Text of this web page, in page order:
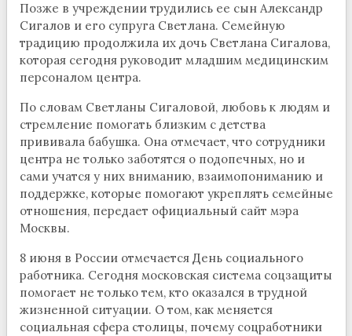
Позже в учреждении трудились ее сын Александр
Сигалов и его супруга Светлана. Семейную
традицию продолжила их дочь Светлана Сигалова,
которая сегодня руководит младшим медицинским
персоналом центра.
По словам Светланы Сигаловой, любовь к людям и
стремление помогать близким с детства
прививала бабушка. Она отмечает, что сотрудники
центра не только заботятся о подопечных, но и
сами учатся у них вниманию, взаимопониманию и
поддержке, которые помогают укреплять семейные
отношения, передает официальный сайт мэра
Москвы.
8 июня в России отмечается День социального
работника. Сегодня московская система соцзащиты
помогает не только тем, кто оказался в трудной
жизненной ситуации. О том, как меняется
социальная сфера столицы, почему соцработники